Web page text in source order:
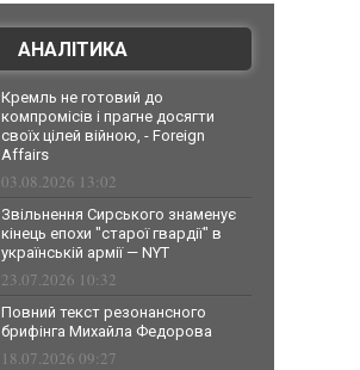
АНАЛІТИКА
Кремль не готовий до
компромісів і прагне досягти
своїх цілей війною, - Foreign
Affairs
03.08.2026 13:02
Звільнення Сирського знаменує
кінець епохи "старої гвардії" в
українській армії — NYT
23.07.2026 10:32
Повний текст резонансного
брифінга Михайла Федорова
18.07.2026 09:27